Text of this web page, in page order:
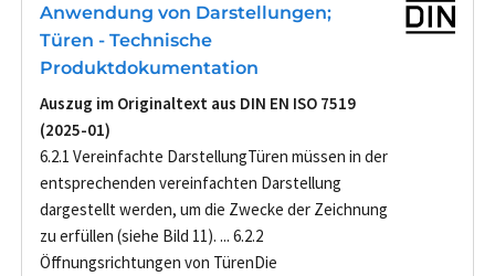
Anwendung von Darstellungen;
Türen - Technische
Produktdokumentation
Auszug im Originaltext aus DIN EN ISO 7519
(2025-01)
6.2.1 Vereinfachte DarstellungTüren müssen in der
entsprechenden vereinfachten Darstellung
dargestellt werden, um die Zwecke der Zeichnung
zu erfüllen (siehe Bild 11). ... 6.2.2
Öffnungsrichtungen von TürenDie